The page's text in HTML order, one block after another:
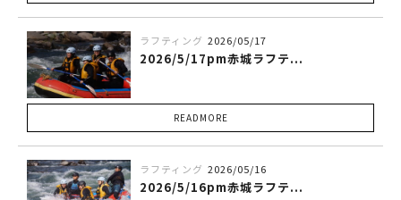
ラフティング 2026/05/17
2026/5/17pm赤城ラフテ...
READMORE
ラフティング 2026/05/16
2026/5/16pm赤城ラフテ...